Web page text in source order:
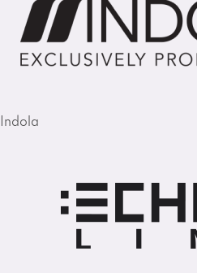
Indola